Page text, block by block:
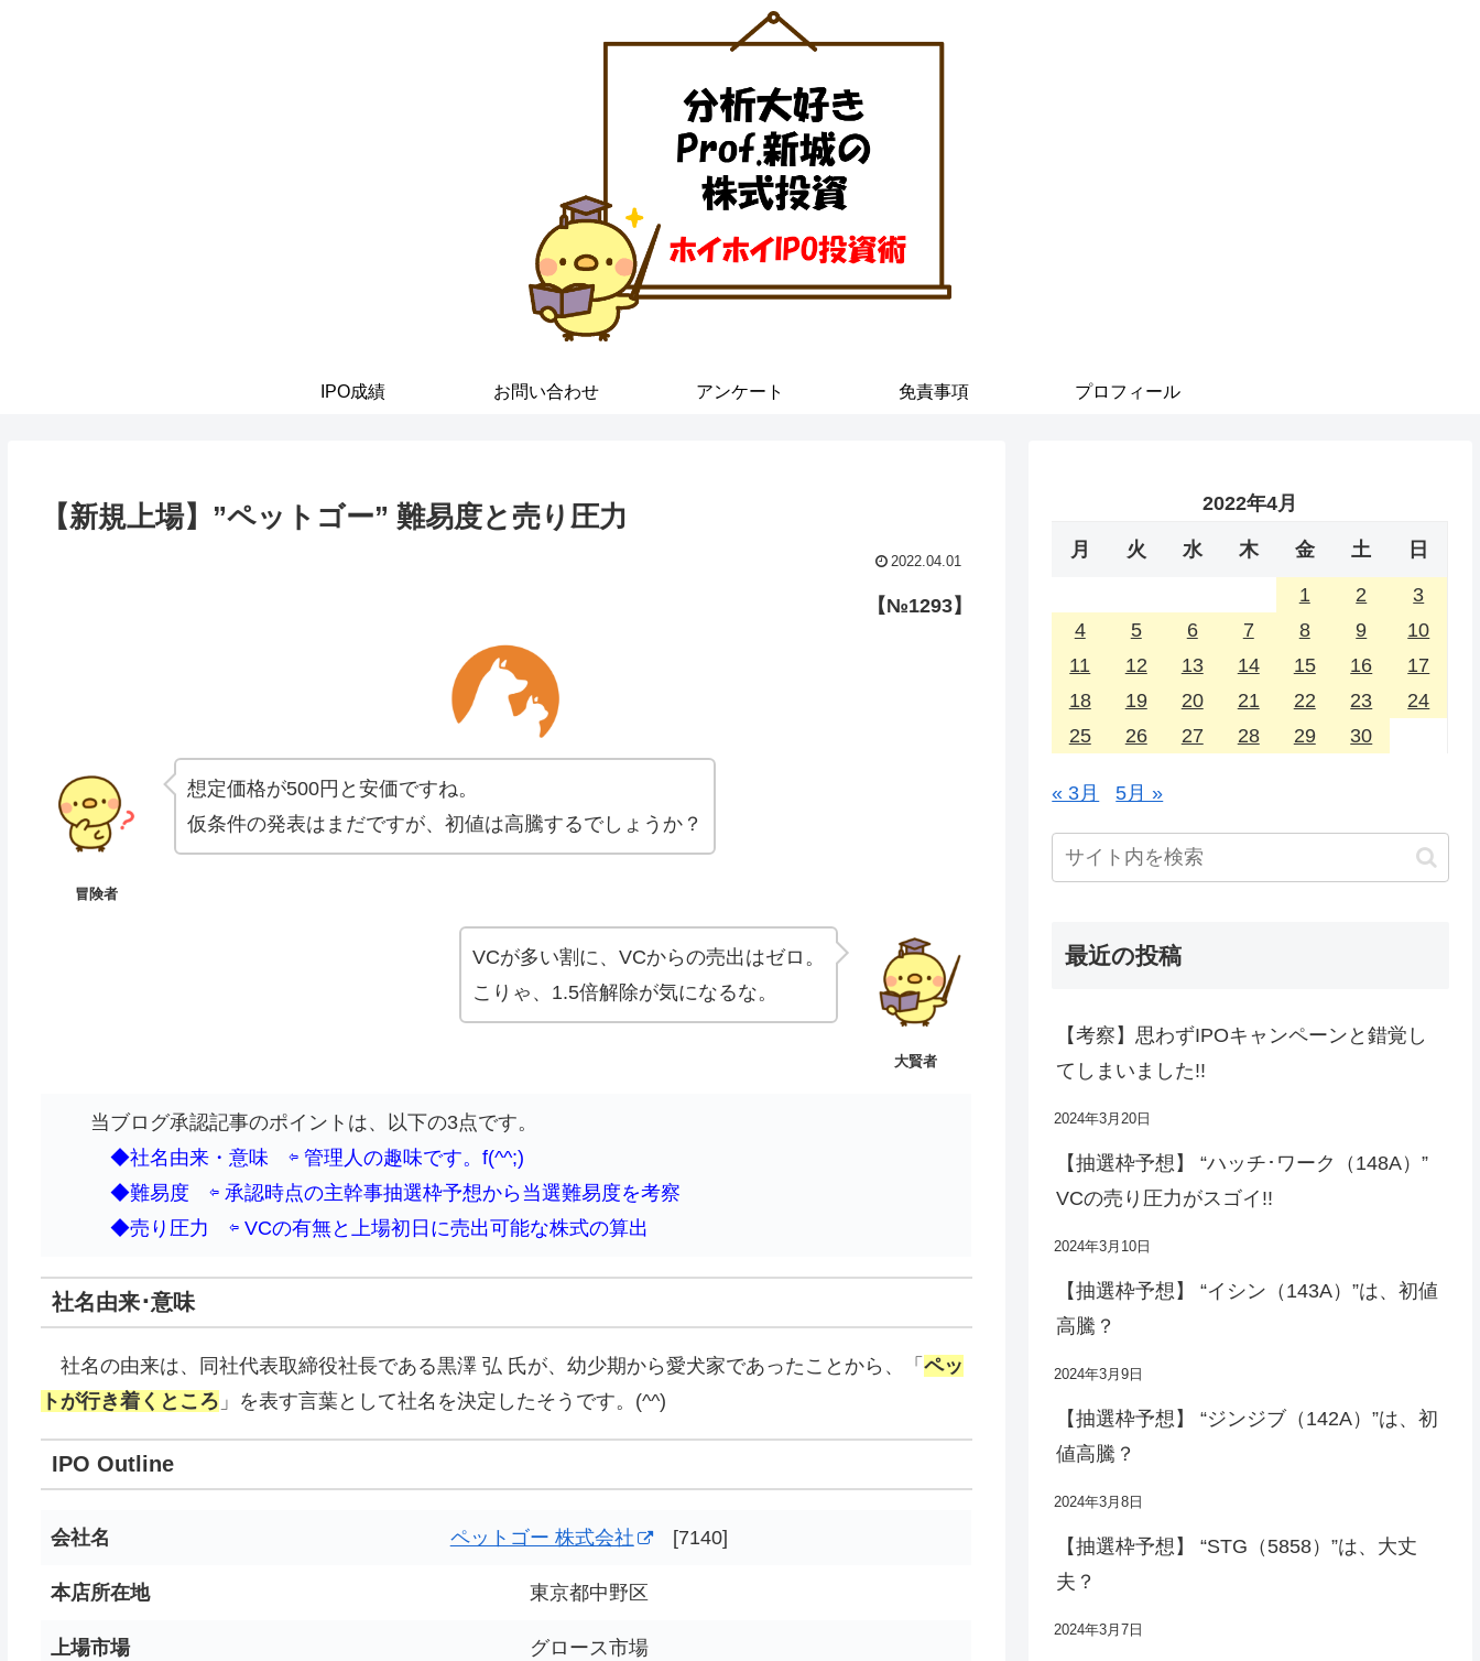
IPO成績 お問い合わせ アンケート 免責事項 プロフィール
【新規上場】”ペットゴー” 難易度と売り圧力
2022.04.01
【№1293】
冒険者
想定価格が500円と安価ですね。
仮条件の発表はまだですが、初値は高騰するでしょうか？
大賢者
VCが多い割に、VCからの売出はゼロ。
こりゃ、1.5倍解除が気になるな。
当ブログ承認記事のポイントは、以下の3点です。
◆社名由来・意味 ⇦ 管理人の趣味です。f(^^;)
◆難易度 ⇦ 承認時点の主幹事抽選枠予想から当選難易度を考察
◆売り圧力 ⇦ VCの有無と上場初日に売出可能な株式の算出
社名由来･意味
社名の由来は、同社代表取締役社長である黒澤 弘 氏が、幼少期から愛犬家であったことから、「 ペッ
トが行き着くところ 」を表す言葉として社名を決定したそうです。(^^)
IPO Outline
会社名 ペットゴー 株式会社 [7140]
本店所在地 東京都中野区
上場市場 グロース市場
2022年4月
月 火 水 木 金 土 日
1 2
3
4
5 6 7 8 9
10
11
12 13 14 15 16
17
18
19 20 21 22 23
24
25
26 27 28 29 30
« 3月 5月 »
最近の投稿
【考察】思わずIPOキャンペーンと錯覚し
てしまいました!!
2024年3月20日
【抽選枠予想】 “ハッチ･ワーク（148A）”
VCの売り圧力がスゴイ!!
2024年3月10日
【抽選枠予想】 “イシン（143A）”は、初値
高騰？
2024年3月9日
【抽選枠予想】 “ジンジブ（142A）”は、初
値高騰？
2024年3月8日
【抽選枠予想】 “STG（5858）”は、大丈
夫？
2024年3月7日